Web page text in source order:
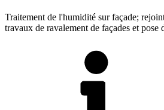
Traitement de l'humidité sur façade;
travaux de ravalement de façades et pose